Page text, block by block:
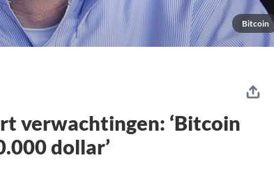
Bitcoin
verwachtingen: ‘Bitcoin
dollar’